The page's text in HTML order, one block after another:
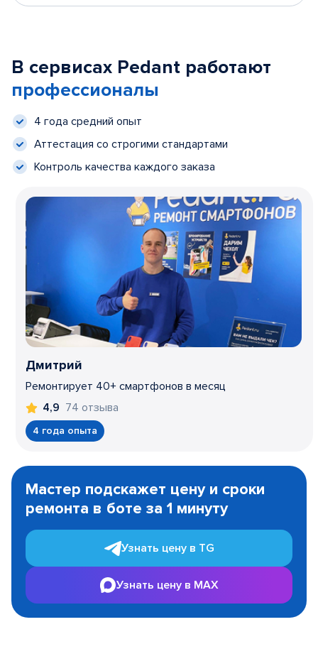
В сервисах Pedant работают
профессионалы
4 года средний опыт
Аттестация со строгими стандартами
Контроль качества каждого заказа
Дмитрий
Ремонтирует 40+ смартфонов в месяц
4,9 74 отзыва
4 года опыта
1
Мастер подскажет цену и сроки
ремонта в боте за 1 минуту
Узнать цену в TG
Узнать цену в MAX